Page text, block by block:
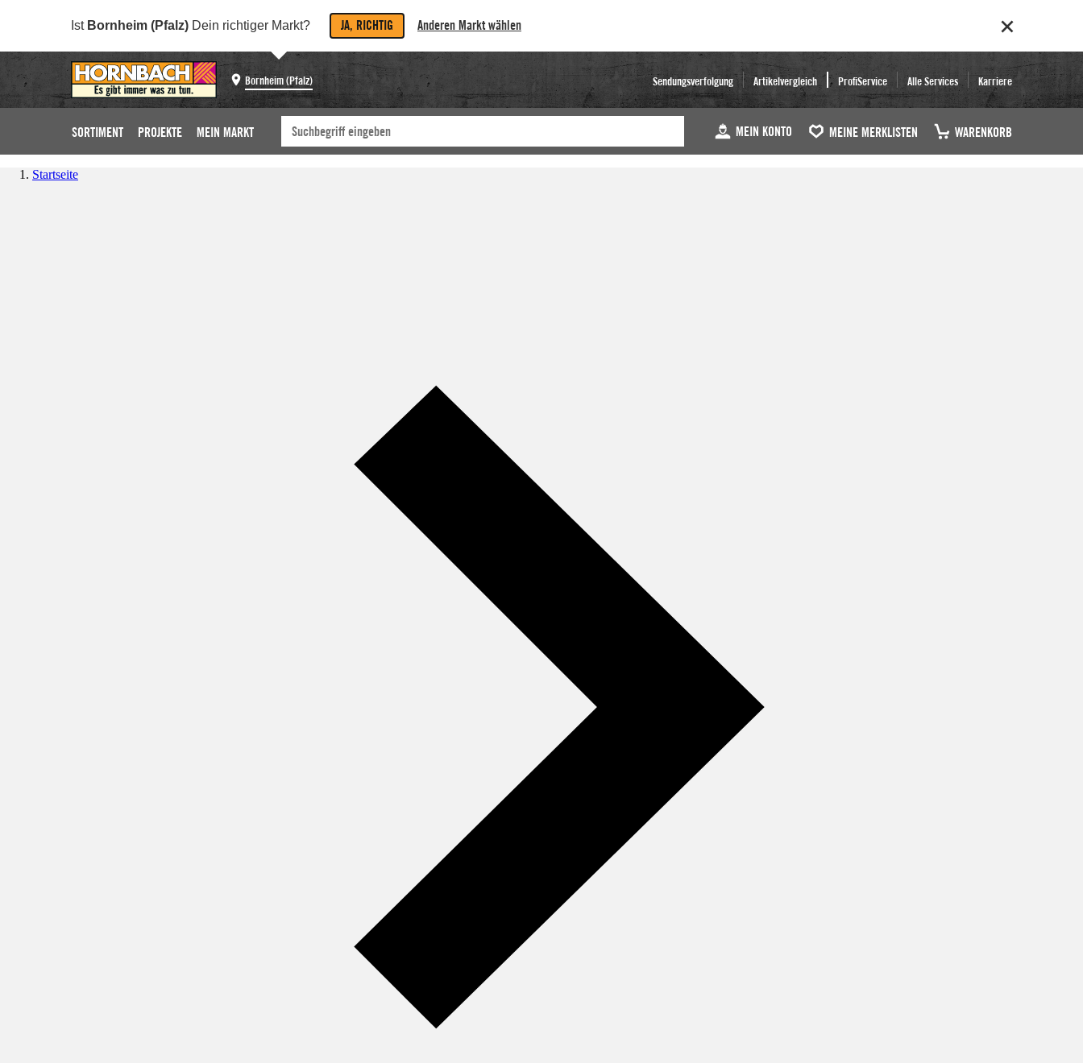
Ist Bornheim (Pfalz) Dein richtiger Markt? JA, RICHTIG Anderen Markt wählen
Bornheim (Pfalz) Sendungsverfolgung Artikelvergleich ProfiService Alle Services Karriere
SORTIMENT PROJEKTE MEIN MARKT MEIN KONTO MEINE MERKLISTEN WARENKORB
Startseite